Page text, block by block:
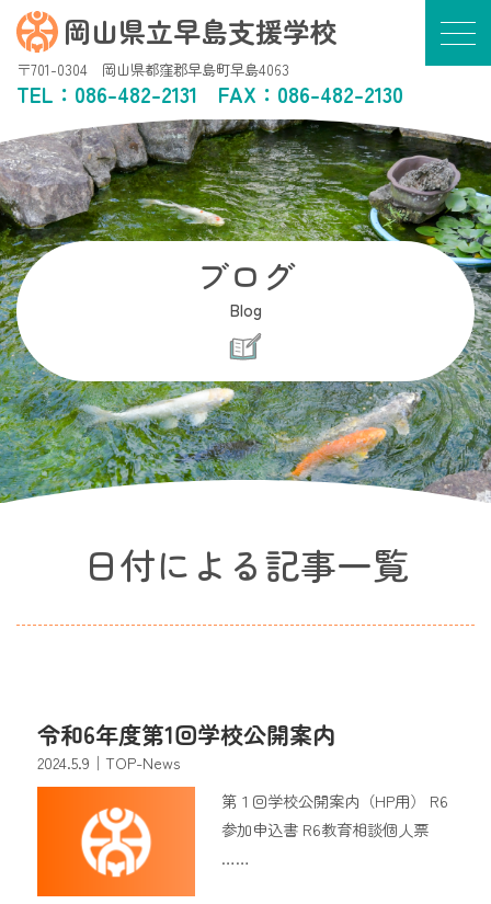
岡山県立早島支援学校
〒701-0304 岡山県都窪郡早島町早島4063
TEL： 086-482-2131 FAX：086-482-2130
ブログ
Blog
日付による記事一覧
令和6年度第1回学校公開案内
2024.5.9 ｜TOP-News
第１回学校公開案内（HP用） R6
参加申込書 R6教育相談個人票
……